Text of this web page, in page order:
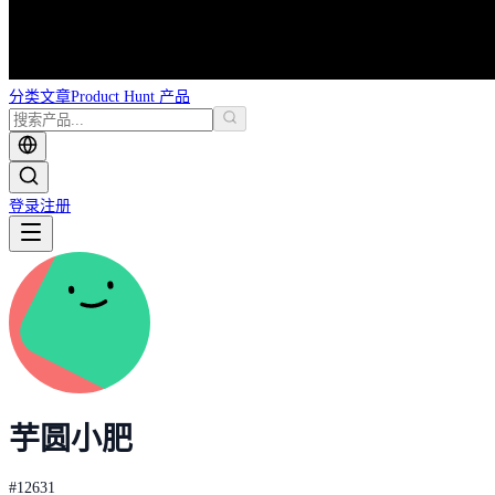
分类文章Product Hunt 产品
登录注册
芋圆小肥
#12631